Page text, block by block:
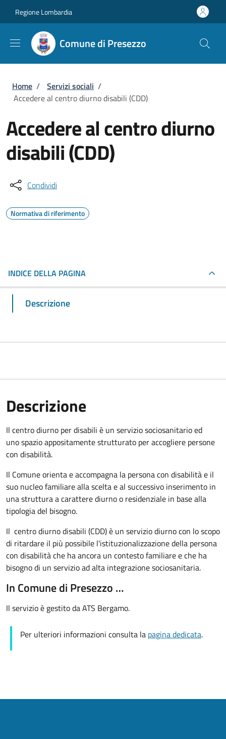
Regione Lombardia
Comune di Presezzo
Briciole di pane
Home / Servizi sociali /
Accedere al centro diurno disabili (CDD)
Accedere al centro diurno
disabili (CDD)
Condividi
Normativa di riferimento
INDICE DELLA PAGINA
Descrizione
Descrizione
Il centro diurno per disabili è un servizio sociosanitario ed
uno spazio appositamente strutturato per accogliere persone
con disabilità.
Il Comune orienta e accompagna la persona con disabilità e il
suo nucleo familiare alla scelta e al successivo inserimento in
una struttura a carattere diurno o residenziale in base alla
tipologia del bisogno.
Il centro diurno disabili (CDD) è un servizio diurno con lo scopo
di ritardare il più possibile l'istituzionalizzazione della persona
con disabilità che ha ancora un contesto familiare e che ha
bisogno di un servizio ad alta integrazione sociosanitaria.
In Comune di Presezzo …
Il servizio è gestito da ATS Bergamo.
Per ulteriori informazioni consulta la pagina dedicata.